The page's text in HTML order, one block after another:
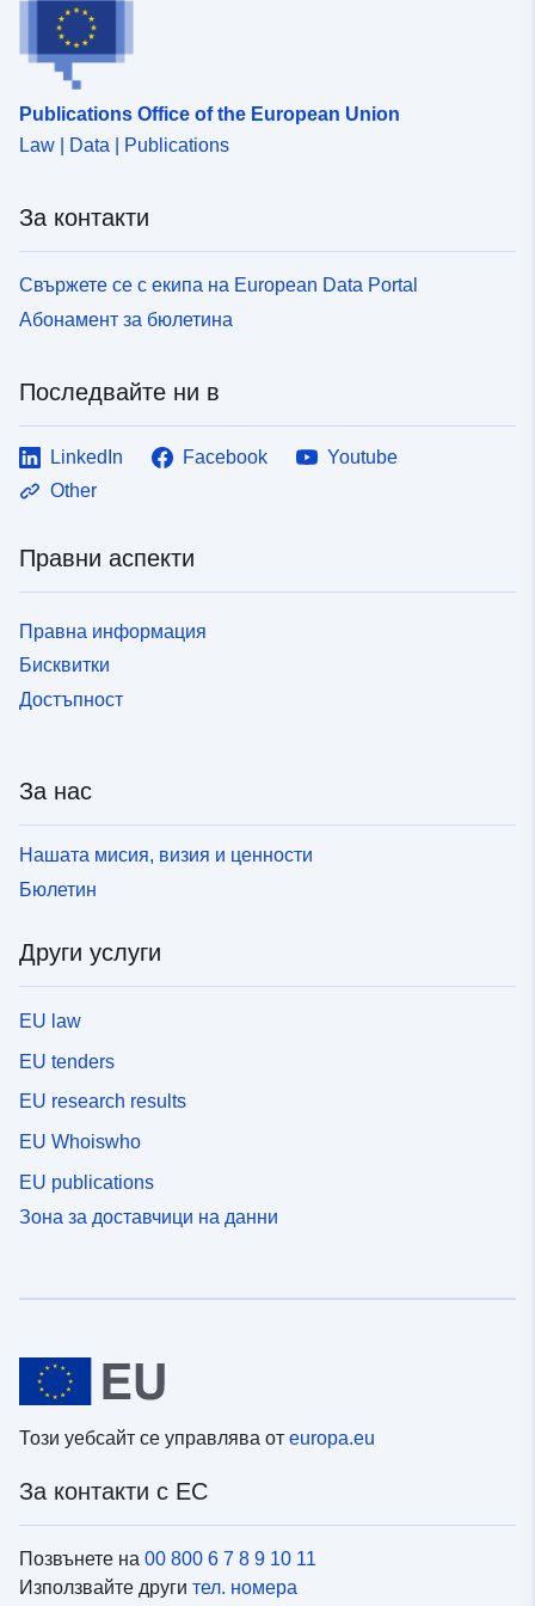
Publications Office of the European Union
Law | Data | Publications
За контакти
Свържете се с екипа на European Data Portal
Абонамент за бюлетина
Последвайте ни в
LinkedIn Facebook
Youtube
Other
Правни аспекти
Правна информация
Бисквитки
Достъпност
За нас
Нашата мисия, визия и ценности
Бюлетин
Други услуги
EU law
EU tenders
EU research results
EU Whoiswho
EU publications
Зона за доставчици на данни
Този уебсайт се управлява от europa.eu
За контакти с ЕС
Позвънете на 00 800 6 7 8 9 10 11
Използвайте други тел. номера